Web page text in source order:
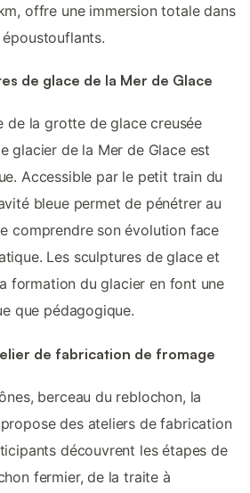
offre une immersion totale dans
de glace de la Mer de Glace
de la grotte de glace creusée
glacier de la Mer de Glace est
Accessible par le petit train du
bleue permet de pénétrer au
comprendre son évolution face
Les sculptures de glace et
formation du glacier en font une
que pédagogique.
de fabrication de fromage
berceau du reblochon, la
des ateliers de fabrication
découvrent les étapes de
fermier, de la traite à